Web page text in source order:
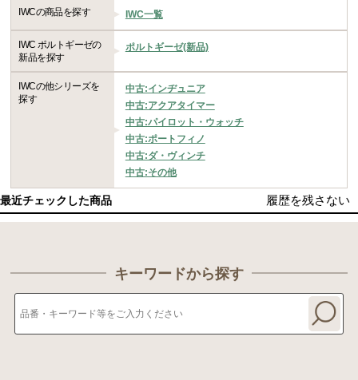
IWCの商品を探す IWC一覧
IWC ポルトギーゼの
新品を探す
ポルトギーゼ(新品)
IWCの他シリーズを
探す
中古:インヂュニア
中古:アクアタイマー
中古:パイロット・ウォッチ
中古:ポートフィノ
中古:ダ・ヴィンチ
中古:その他
最近チェックした商品 履歴を残さない
キーワードから探す